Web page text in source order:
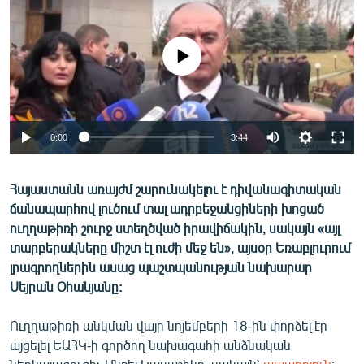
ՄԻՋԱԶԳԱՅԻՆ
ՄՇԱԿՈՒՅԹ
ՍՊՈՐՏ
ՄԵԿՆԱԲԱՆՈՒԹՅՈՒՆ
ՏՏ ԵՒ ԻՆՏԵՐՆԵՏ
ԱՐԽԻՎ
ՏԵՍԱՆՅՈՒԹԵՐ
ԲԱՆԱՎԵՃ
ՁԳՏԵԼՈՎ ԼԱՎԱԳՈՒՅՆԻՆ
Հայերեն
No media source currently available
0:00 3:44
Հայաստանն առայժմ շարունակելու է դիվանագիտական
ճանապարհով լուծում տալ ադրբեջանցիների խոցած
ուղղաթիռի շուրջ ստեղծված իրավիճակին, սակայն «այլ
տարբերակները միշտ էլ ուժի մեջ են», այսօր Եռաբլուրում
լրագրողներին ասաց պաշտպանության նախարար
Սեյրան Օհանյանը:
Ուղղաթիռի անկման վայր նոյեմբերի 18-ին փորձել էր
այցելել ԵԱՀԿ-ի գործող նախագահի անձնական